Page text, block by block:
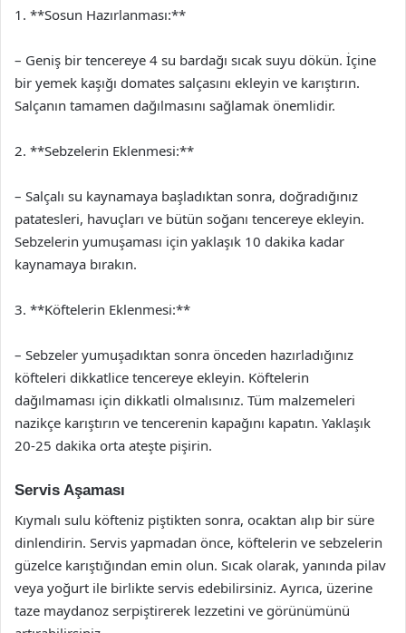
1. **Sosun Hazırlanması:**
– Geniş bir tencereye 4 su bardağı sıcak suyu dökün. İçine
bir yemek kaşığı domates salçasını ekleyin ve karıştırın.
Salçanın tamamen dağılmasını sağlamak önemlidir.
2. **Sebzelerin Eklenmesi:**
– Salçalı su kaynamaya başladıktan sonra, doğradığınız
patatesleri, havuçları ve bütün soğanı tencereye ekleyin.
Sebzelerin yumuşaması için yaklaşık 10 dakika kadar
kaynamaya bırakın.
3. **Köftelerin Eklenmesi:**
– Sebzeler yumuşadıktan sonra önceden hazırladığınız
köfteleri dikkatlice tencereye ekleyin. Köftelerin
dağılmaması için dikkatli olmalısınız. Tüm malzemeleri
nazikçe karıştırın ve tencerenin kapağını kapatın. Yaklaşık
20-25 dakika orta ateşte pişirin.
Servis Aşaması
Kıymalı sulu köfteniz piştikten sonra, ocaktan alıp bir süre
dinlendirin. Servis yapmadan önce, köftelerin ve sebzelerin
güzelce karıştığından emin olun. Sıcak olarak, yanında pilav
veya yoğurt ile birlikte servis edebilirsiniz. Ayrıca, üzerine
taze maydanoz serpiştirerek lezzetini ve görünümünü